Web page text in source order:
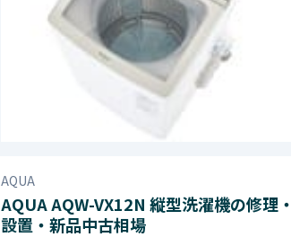
AQUA
AQUA AQW-VX12N 縦型洗濯機の修理・
設置・新品中古相場